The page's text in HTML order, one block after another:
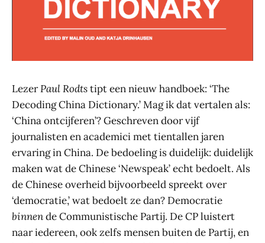
LezerPaul Rodtstipt een nieuw handboek: ‘The
Decoding China Dictionary.’ Mag ik dat vertalen als:
‘China ontcijferen’? Geschreven door vijf
journalisten en academici met tientallen jaren
ervaring in China. De bedoeling is duidelijk: duidelijk
maken wat de Chinese ‘Newspeak’ echt bedoelt. Als
de Chinese overheid bijvoorbeeld spreekt over
‘democratie,’ wat bedoelt ze dan? Democratie
binnende Communistische Partij. De CP luistert
naar iedereen, ook zelfs mensen buiten de Partij, en